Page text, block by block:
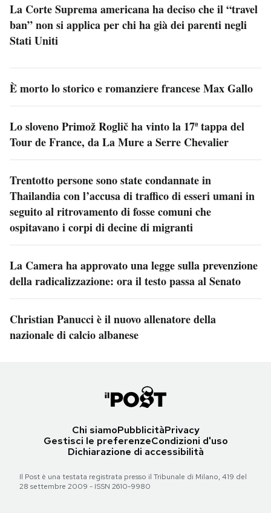
La Corte Suprema americana ha deciso che il “travel
ban” non si applica per chi ha già dei parenti negli
Stati Uniti
È morto lo storico e romanziere francese Max Gallo
Lo sloveno Primož Roglič ha vinto la 17ª tappa del
Tour de France, da La Mure a Serre Chevalier
Trentotto persone sono state condannate in
Thailandia con l’accusa di traffico di esseri umani in
seguito al ritrovamento di fosse comuni che
ospitavano i corpi di decine di migranti
La Camera ha approvato una legge sulla prevenzione
della radicalizzazione: ora il testo passa al Senato
Christian Panucci è il nuovo allenatore della
nazionale di calcio albanese
Chi siamoPubblicitàPrivacy
Gestisci le preferenzeCondizioni d'uso
Dichiarazione di accessibilità
Il Post è una testata registrata presso il Tribunale di Milano, 419 del
28 settembre 2009 - ISSN 2610-9980